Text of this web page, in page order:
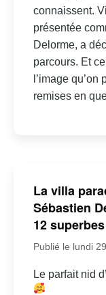
connaissent.
présentée
Delorme, a
parcours. Et
l’image
remises en
La villa
Sébastien
12
Publié le lundi
Le parfait nid